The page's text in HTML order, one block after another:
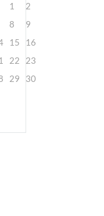
1
2
8
9
15
16
22
23
29
30